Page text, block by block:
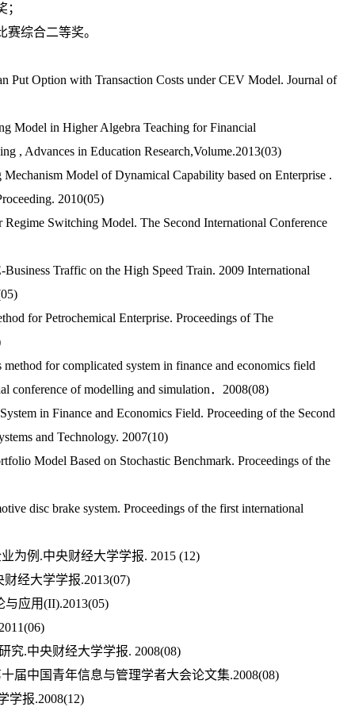
综合二等奖。
Put Option with Transaction Costs under CEV Model. Journal of
Model in Higher Algebra Teaching for Financial
, Advances in Education Research,Volume.2013(03)
Model of Dynamical Capability based on Enterprise .
2010(05)
Switching Model. The Second International Conference
Traffic on the High Speed Train. 2009 International
for Petrochemical Enterprise. Proceedings of The
for complicated system in finance and economics field
conference of modelling and simulation．2008(08)
in Finance and Economics Field. Proceeding of the Second
and Technology. 2007(10)
Model Based on Stochastic Benchmark. Proceedings of the
disc brake system. Proceedings of the first international
为例.中央财经大学学报. 2015 (12)
经大学学报.2013(07)
应用(II).2013(05)
究.中央财经大学学报. 2008(08)
十届中国青年信息与管理学者大会论文集.2008(08)
学报.2008(12)